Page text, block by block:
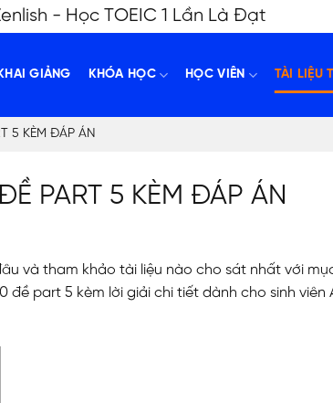
- Học TOEIC 1 Lần Là Đạt
GIẢNG KHÓA HỌC HỌC VIÊN TÀI LIỆU
5 KÈM ĐÁP ÁN
PART 5 KÈM ĐÁP ÁN
và tham khảo tài liệu nào cho sát nhất với
part 5 kèm lời giải chi tiết dành cho sinh viên